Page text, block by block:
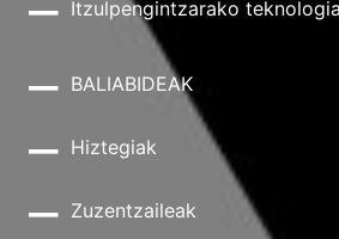
Itzulpengintzarako teknologia
BALIABIDEAK
Hiztegiak
Zuzentzaileak